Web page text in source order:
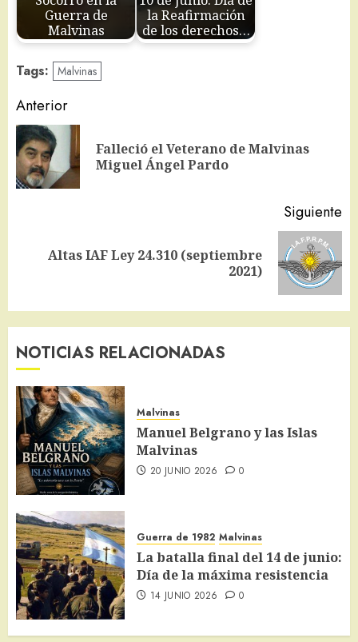
Guerra de
Malvinas
la Reafirmación
de los derechos…
Tags: Malvinas
Navegación
de
entradas
Anterior
Falleció el Veterano de Malvinas
Miguel Ángel Pardo
Siguiente
Siguiente
Altas IAF Ley 24.310 (septiembre
2021)
NOTICIAS RELACIONADAS
Malvinas
Manuel Belgrano y las Islas
Malvinas
20 JUNIO 2026 0
Guerra de 1982 Malvinas
La batalla final del 14 de junio:
Día de la máxima resistencia
14 JUNIO 2026 0